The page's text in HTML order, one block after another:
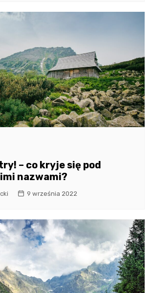
– co kryje się pod
nazwami?
9 września 2022